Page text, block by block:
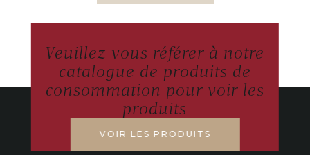
Veuillez vous référer à notre
catalogue de produits de
consommation pour voir les
produits
VOIR LES PRODUITS